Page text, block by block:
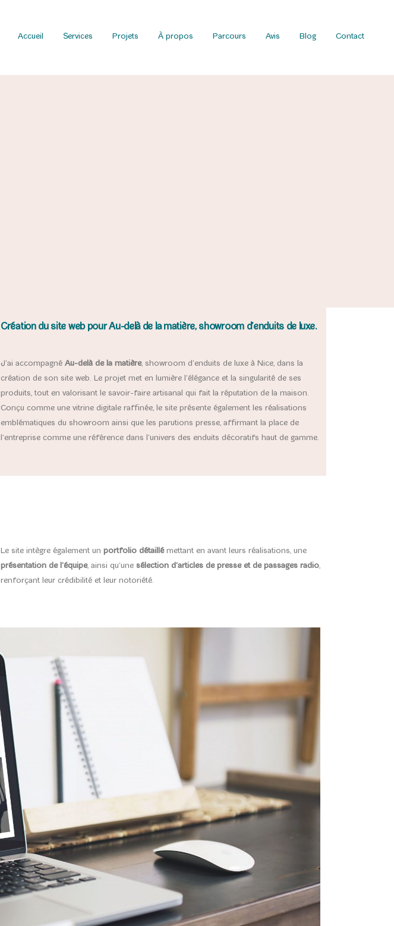
Accueil Services Projets À propos Parcours Avis Blog Contact
Création du site web pour Au-delà de la matière, showroom d’enduits de luxe.
J’ai accompagné Au-delà de la matière, showroom d’enduits de luxe à Nice, dans la
création de son site web. Le projet met en lumière l’élégance et la singularité de ses
produits, tout en valorisant le savoir-faire artisanal qui fait la réputation de la maison.
Conçu comme une vitrine digitale raffinée, le site présente également les réalisations
emblématiques du showroom ainsi que les parutions presse, affirmant la place de
l’entreprise comme une référence dans l’univers des enduits décoratifs haut de gamme.
Le site intègre également un portfolio détaillémettant en avant leurs réalisations, une
présentation de l’équipe, ainsi qu’une sélection d’articles de presse et de passages radio,
renforçant leur crédibilité et leur notoriété.